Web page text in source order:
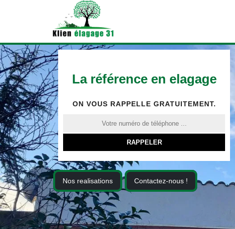
La référence en elagage
ON VOUS RAPPELLE GRATUITEMENT.
Nos realisations Contactez-nous !